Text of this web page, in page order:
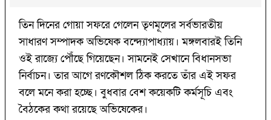
তিন দিনের গোয়া সফরে গেলেন তৃণমূলের সর্বভারতীয়
সাধারণ সম্পাদক অভিষেক বন্দ্যোপাধ্যায়। মঙ্গলবারই তিনি
ওই রাজ্যে পৌঁছে গিয়েছেন। সামনেই সেখানে বিধানসভা
নির্বাচন। তার আগে রণকৌশল ঠিক করতে তাঁর এই সফর
বলে মনে করা হচ্ছে। বুধবার বেশ কয়েকটি কর্মসূচি এবং
বৈঠকের কথা রয়েছে অভিষেকের।